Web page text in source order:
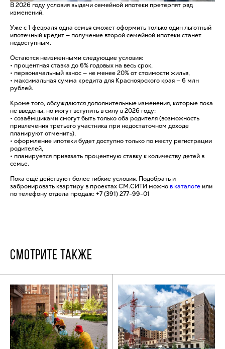
В 2026 году условия выдачи семейной ипотеки претерпят ряд
изменений.
Уже с 1 февраля одна семья сможет оформить только один льготный
ипотечный кредит — получение второй семейной ипотеки станет
недоступным.
Остаются неизменными следующие условия:
• процентная ставка до 6% годовых на весь срок,
• первоначальный взнос — не менее 20% от стоимости жилья,
• максимальная сумма кредита для Красноярского края — 6 млн
рублей.
Кроме того, обсуждаются дополнительные изменения, которые пока
не введены, но могут вступить в силу в 2026 году:
• созаёмщиками смогут быть только оба родителя (возможность
привлечения третьего участника при недостаточном доходе
планируют отменить),
• оформление ипотеки будет доступно только по месту регистрации
родителей,
• планируется привязать процентную ставку к количеству детей в
семье.
Пока ещё действуют более гибкие условия. Подобрать и
забронировать квартиру в проектах СМ.СИТИ можно в каталоге или
по телефону отдела продаж: +7 (391) 277-99-01
СМОТРИТЕ ТАКЖЕ